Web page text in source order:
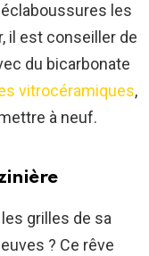
les
il est conseiller de
du bicarbonate
vitrocéramiques,
à neuf.
grilles de sa
? Ce rêve